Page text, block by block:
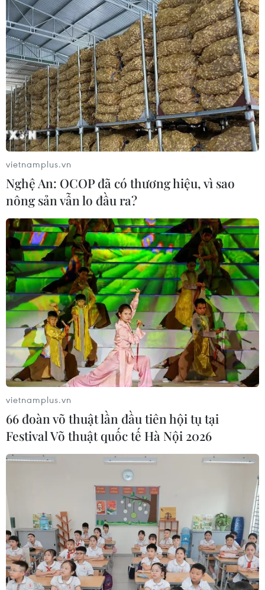
diện rộng ở khu vực Bắc Bộ và Trung
Bộ
07/08/2026 08:58
Từ Quảng Ninh đến Quảng Trị chủ
động ứng phó với áp thấp nhiệt đới
07/08/2026 08:21
Hạn hán nghiêm trọng đe dọa "huyết
mạch" kinh tế châu Âu
07/08/2026 07:58
17 giờ ngày 7/8, mở cửa tràn xả mặt
điều tiết hồ chứa thủy điện Lai Châu
07/08/2026 07:28
Di dời hộ dân bị ảnh hưởng bụi, mùi
khét, tiếng ồn từ Trung tâm Điện lực
Vĩnh Tân
07/08/2026 07:10
Hà Nội quyết liệt xử lý các "điểm
nghẽn" úng ngập, môi trường đô thị
07/08/2026 06:51
Kiểm soát rác thải từ nguồn - Giải
pháp bảo vệ kênh rạch TP Hồ Chí
Minh trong mùa mưa
07/08/2026 04:47
Miền Bắc giảm mưa từ đêm
vietnamplus.vn
Nghệ An: OCOP đã có thương hiệu, vì sao
nông sản vẫn lo đầu ra?
vietnamplus.vn
66 đoàn võ thuật lần đầu tiên hội tụ tại
Festival Võ thuật quốc tế Hà Nội 2026